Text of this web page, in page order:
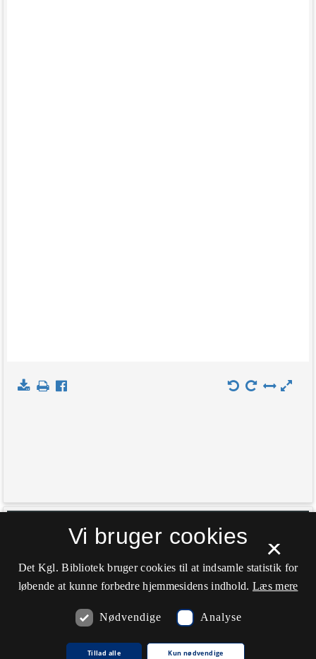
Indlæs kort
×
Vi bruger cookies
Det Kgl. Bibliotek bruger cookies til at indsamle statistik for
løbende at kunne forbedre hjemmesidens indhold. Læs mere
Nødvendige Analyse
Tillad alle Kun nødvendige